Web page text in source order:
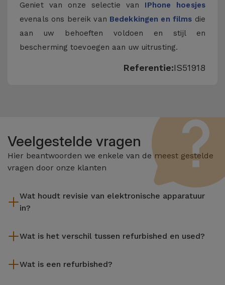
Geniet van onze selectie van IPhone hoesjes
evenals ons bereik van Bedekkingen en films die
aan uw behoeften voldoen en stijl en
bescherming toevoegen aan uw uitrusting.
Referentie:IS51918
Veelgestelde vragen
Hier beantwoorden we enkele van de meest gestelde
vragen door onze klanten
Wat houdt revisie van elektronische apparatuur
in?
reiniging, en niet te vergeten het repareren van elk defect
apparatuur die door Services wordt gereviseerd,
Wat is het verschil tussen refurbished en used?
getest en voorbereid door gespecialiseerde technici om hun
Wat is een refurbished?